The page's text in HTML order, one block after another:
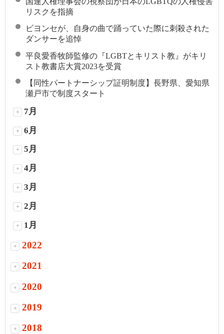
リスクを指摘
ビヨンセが、自身の曲で踊っていた際に刺殺された
ダンサーを追悼
平良愛香牧師監修の『LGBTとキリスト教』がキリ
スト教書店大賞2023を受賞
【同性パートナーシップ証明制度】長野県、愛知県
瀬戸市で制度スタート
+ 7月
+ 6月
+ 5月
+ 4月
+ 3月
+ 2月
+ 1月
+ 2022
+ 2021
+ 2020
+ 2019
+ 2018